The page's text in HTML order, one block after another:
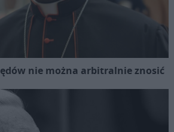
nie można arbitralnie znosić